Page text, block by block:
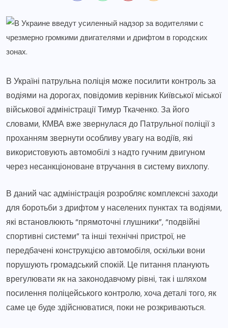
В Україні патрульна поліція може посилити контроль за
водіями на дорогах, повідомив керівник Київської міської
військової адміністрації Тимур Ткаченко. За його
словами, КМВА вже звернулася до Патрульної поліції з
проханням звернути особливу увагу на водіїв, які
використовують автомобілі з надто гучним двигуном
через несанкціоноване втручання в систему вихлопу.
В даний час адміністрація розробляє комплексні заходи
для боротьби з дрифтом у населених пунктах та водіями,
які встановлюють “прямоточні глушники”, “подвійні
спортивні системи” та інші технічні пристрої, не
передбачені конструкцією автомобіля, оскільки вони
порушують громадський спокій. Це питання планують
врегулювати як на законодавчому рівні, так і шляхом
посилення поліцейського контролю, хоча деталі того, як
саме це буде здійснюватися, поки не розкриваються.